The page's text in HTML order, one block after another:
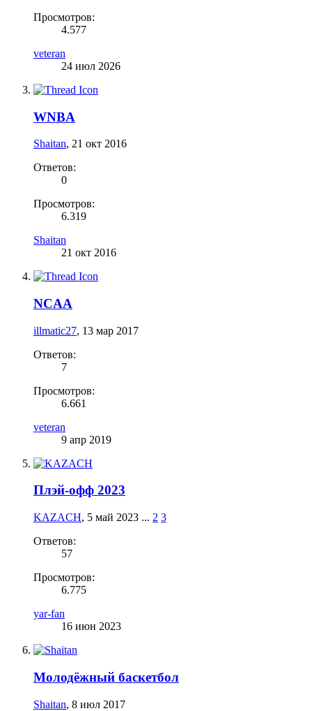
Просмотров:
4.577
veteran
24 июл 2026
WNBA
Shaitan, 21 окт 2016
Ответов:
0
Просмотров:
6.319
Shaitan
21 окт 2016
NCAA
illmatic27, 13 мар 2017
Ответов:
7
Просмотров:
6.661
veteran
9 апр 2019
Плэй-офф 2023
KAZACH, 5 май 2023 ... 2 3
Ответов:
57
Просмотров:
6.775
yar-fan
16 июн 2023
Молодёжный баскетбол
Shaitan, 8 июл 2017